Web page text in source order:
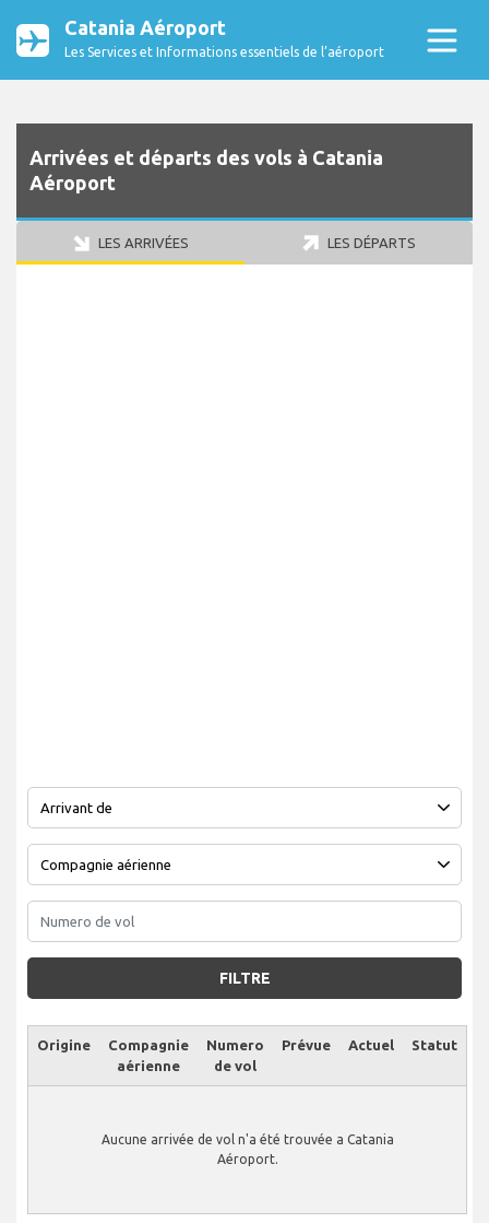
Catania Aéroport
Les Services et Informations essentiels de l’aéroport
Arrivées et départs des vols à Catania
Aéroport
LES ARRIVÉES LES DÉPARTS
FILTRE
Origine
Compagnie
aérienne
Numero
de vol
Prévue Actuel Statut
Aucune arrivée de vol n'a été trouvée a Catania
Aéroport.